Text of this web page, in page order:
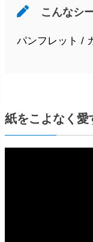
こんなシ
パンフレット /
紙をこよなく愛